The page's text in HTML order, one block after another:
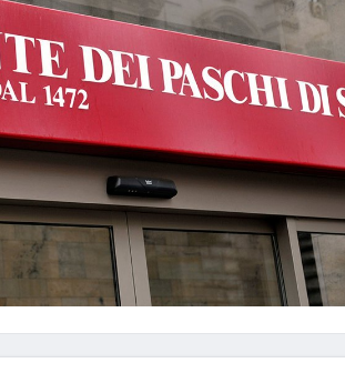
Dalle valutazioni estreme alla
correzione. Cosa sta guidando il
repricing degli asset?
mostrando segni di stanchezza
verso le (…)